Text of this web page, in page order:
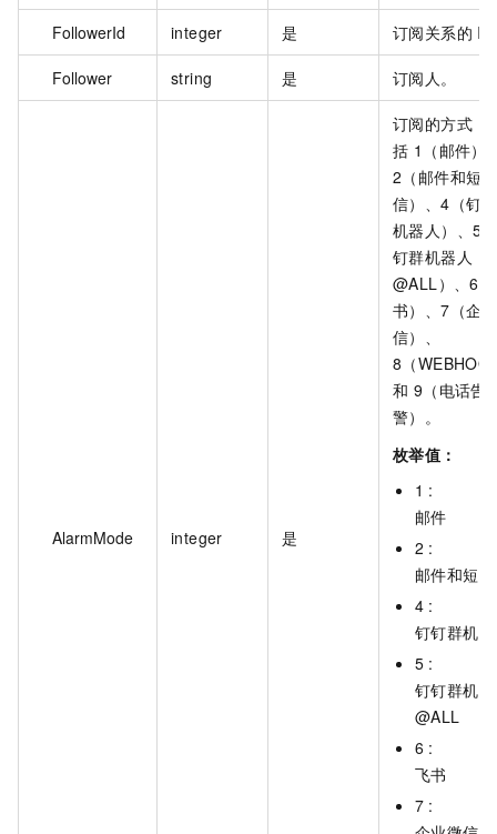
FollowerId integer 是 订阅关系的
Follower string 是 订阅人。
AlarmMode integer 是
订阅的方式，
括 1（邮件）
2（邮件和短
信）、4（钉
机器人）、5
钉群机器人
@ALL）、6
书）、7（企
信）、
8（
和 9（电话告
警）。
枚举值：
1 :
邮件
2 :
邮件和短信
4 :
钉钉群机
5 :
钉钉群机
@ALL
6 :
飞书
7 :